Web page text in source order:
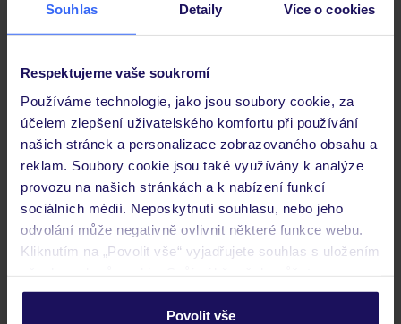
Souhlas Detaily Více o cookies
Respektujeme vaše soukromí
Používáme technologie, jako jsou soubory cookie, za
účelem zlepšení uživatelského komfortu při používání
našich stránek a personalizace zobrazovaného obsahu a
reklam. Soubory cookie jsou také využívány k analýze
provozu na našich stránkách a k nabízení funkcí
sociálních médií. Neposkytnutí souhlasu, nebo jeho
odvolání může negativně ovlivnit některé funkce webu.
Kliknutím na „Povolit vše“ vyjadřujete souhlas s uložením
personalizovat v sekci „Personalizace“.
Povolit vše
4.6
190 hodnocení
Electra Kefalonia Hotel & Spa
ŘECKO KEFALONIE SVORONATA
48 563
OSOBA
30.08.2026 - 06.09.2026
(7 nocí)